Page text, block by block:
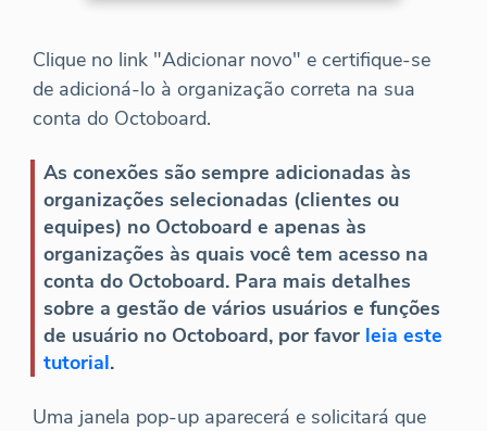
Clique no link "Adicionar novo" e certifique-se
de adicioná-lo à organização correta na sua
conta do Octoboard.
As conexões são sempre adicionadas às
organizações selecionadas (clientes ou
equipes) no Octoboard e apenas às
organizações às quais você tem acesso na
conta do Octoboard. Para mais detalhes
sobre a gestão de vários usuários e funções
de usuário no Octoboard, por favor leia este
tutorial.
Uma janela pop-up aparecerá e solicitará que